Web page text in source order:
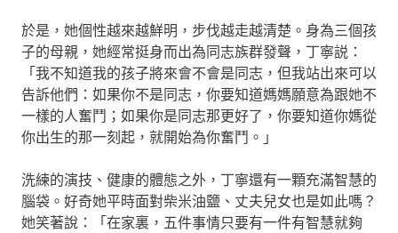
於是，她個性越來越鮮明，步伐越走越清楚。身為三個孩
子的母親，她經常挺身而出為同志族群發聲，丁寧説：
「我不知道我的孩子將來會不會是同志，但我站出來可以
告訴他們：如果你不是同志，你要知道媽媽願意為跟她不
一樣的人奮鬥；如果你是同志那更好了，你要知道你媽從
你出生的那一刻起，就開始為你奮鬥。」
洗練的演技、健康的體態之外，丁寧還有一顆充滿智慧的
腦袋。好奇她平時面對柴米油鹽、丈夫兒女也是如此嗎？
她笑著說：「在家裏，五件事情只要有一件有智慧就夠